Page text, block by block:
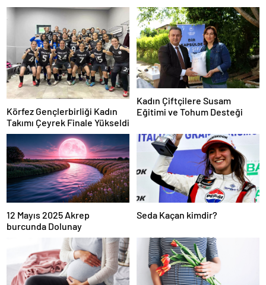
Körfez Gençlerbirliği Kadın
Takımı Çeyrek Finale Yükseldi
Kadın Çiftçilere Susam
Eğitimi ve Tohum Desteği
12 Mayıs 2025 Akrep
burcunda Dolunay
Seda Kaçan kimdir?